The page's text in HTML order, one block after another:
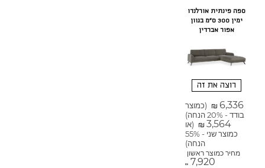
ספה פינתית אורלנדו
ימין 300 ס"מ בגוון
אפור אברדין
רוצה את זה
₪ 6,336
(כמוצר
בודד - 20% הנחה)
₪ 3,564
(או
כמוצר שני - 55%
הנחה)
מחיר כמוצר ראשון
₪ 7,920